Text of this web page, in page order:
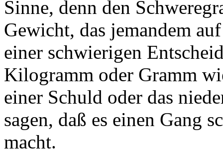
Sinne, denn den
Gewicht, das jemandem
einer schwierigen
Kilogramm oder Gramm
einer Schuld oder das
sagen, daß es einen Gang
macht.